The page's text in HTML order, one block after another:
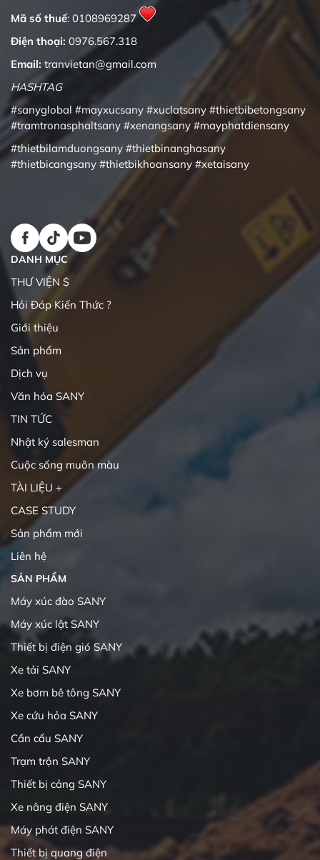
Mã số thuế: 0108969287
Điện thoại: 0976.567.318
Email: tranvietan@gmail.com
HASHTAG
#sanyglobal #mayxucsany #xuclatsany #thietbibetongsany
#tramtronasphaltsany #xenangsany #mayphatdiensany
#thietbilamduongsany #thietbinanghasany
#thietbicangsany #thietbikhoansany #xetaisany
DANH MỤC
THƯ VIỆN $
Hỏi Đáp Kiến Thức ?
Giới thiệu
Sản phẩm
Dịch vụ
Văn hóa SANY
TIN TỨC
Nhật ký salesman
Cuộc sống muôn màu
TÀI LIỆU +
CASE STUDY
Sản phẩm mới
Liên hệ
SẢN PHẨM
Máy xúc đào SANY
Máy xúc lật SANY
Thiết bị điện gió SANY
Xe tải SANY
Xe bơm bê tông SANY
Xe cứu hỏa SANY
Cần cẩu SANY
Trạm trộn SANY
Thiết bị cảng SANY
Xe nâng điện SANY
Máy phát điện SANY
Thiết bị quang điện